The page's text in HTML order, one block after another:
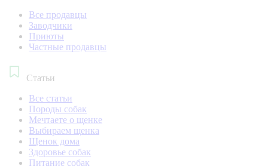
Все продавцы
Заводчики
Приюты
Частные продавцы
Статьи
Все статьи
Породы собак
Мечтаете о щенке
Выбираем щенка
Щенок дома
Здоровье собак
Питание собак